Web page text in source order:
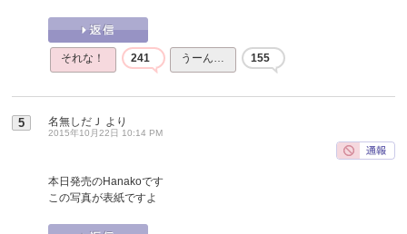
それな！ 241 うーん… 155
5 名無しだＪ より
2015年10月22日 10:14 PM
本日発売のHanakoです
この写真が表紙ですよ